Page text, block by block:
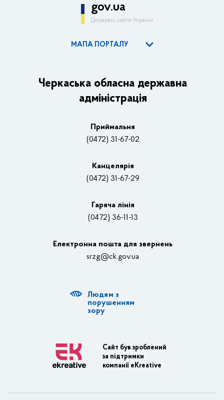
gov.ua
Державні сайти України
МАПА ПОРТАЛУ
Керівництво адміністрації
Основні завдання та нормативно-правові засади
Нагороди
Контакти
Структурні підрозділи ОДА
Діяльність ОДА
Транспортна інфраструктура
Черкаська обласна державна
адміністрація
Приймальня
(0472) 31-67-02
Канцелярiя
(0472) 31-67-29
Гаряча лінія
(0472) 36-11-13
Електронна пошта для звернень
srzg@ck.gov.ua
Людям з
порушенням
зору
Сайт був зроблений
за підтримки
компанії eKreative